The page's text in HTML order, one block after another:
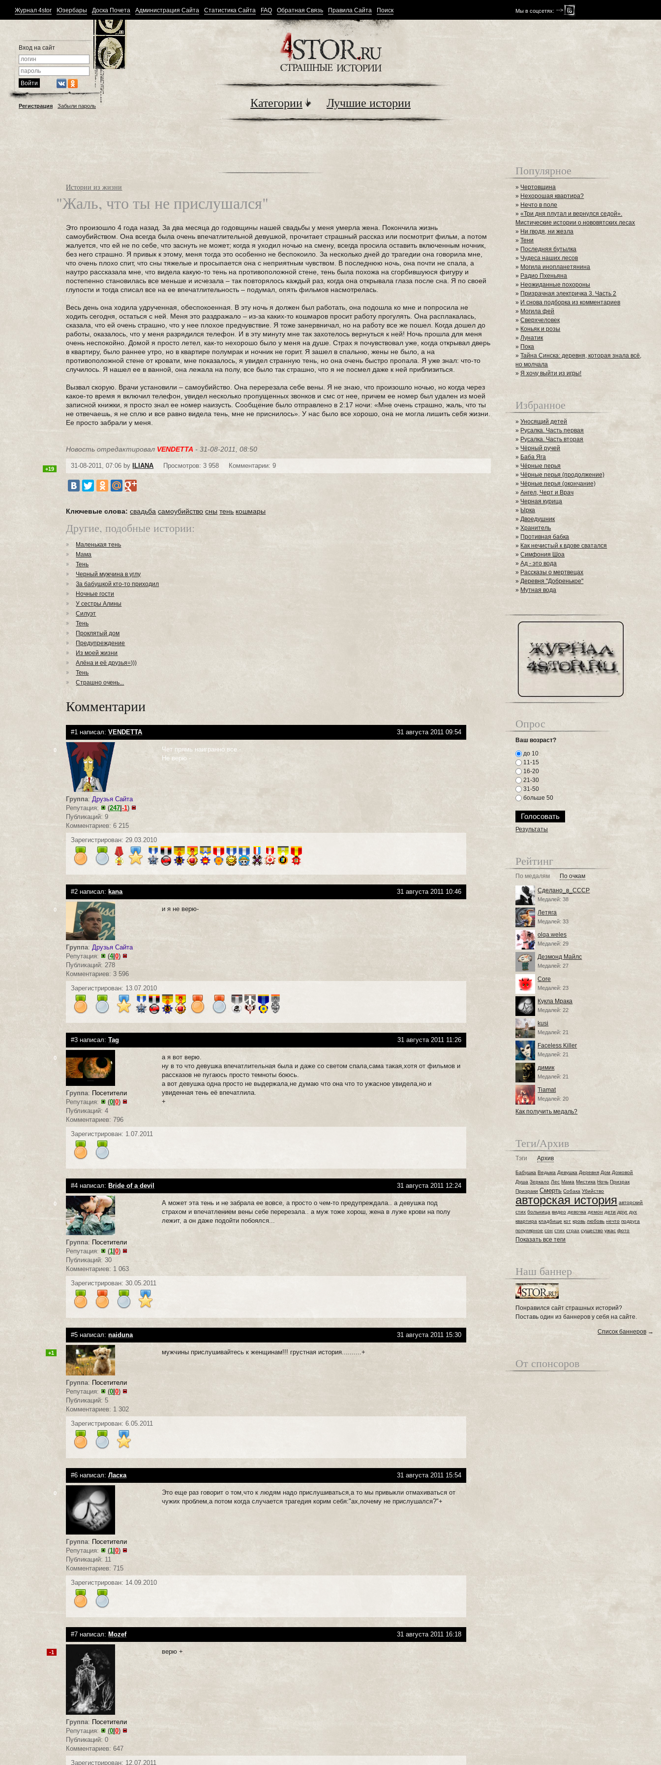
Мы в соцсетях: -->
Журнал 4stor Юзербары Доска Почета Администрация Сайта Статистика Сайта FAQ Обратная Связь Правила Сайта Поиск
Вход на сайт
Регистрация Забыли пароль Категории Лучшие истории
Истории из жизни
"Жаль, что ты не прислушался"
Это произошло 4 года назад. За два месяца до годовщины нашей свадьбы у меня умерла жена. Покончила жизнь
самоубийством. Она всегда была очень впечатлительной девушкой, прочитает страшный рассказ или посмотрит фильм, а потом
жалуется, что ей не по себе, что заснуть не может; когда я уходил ночью на смену, всегда просила оставить включенным ночник,
без него страшно. Я привык к этому, меня тогда это особенно не беспокоило. За несколько дней до трагедии она говорила мне,
что очень плохо спит, что сны тяжелые и просыпается она с неприятным чувством. В последнюю ночь, она почти не спала, а
наутро рассказала мне, что видела какую-то тень на противоположной стене, тень была похожа на сгорбившуюся фигуру и
постепенно становилась все меньше и исчезала – так повторялось каждый раз, когда она открывала глаза после сна. Я по своей
глупости и тогда списал все на ее впечатлительность – подумал, опять фильмов насмотрелась.
Весь день она ходила удрученная, обеспокоенная. В эту ночь я должен был работать, она подошла ко мне и попросила не
ходить сегодня, остаться с ней. Меня это раздражало – из-за каких-то кошмаров просит работу прогулять. Она расплакалась,
сказала, что ей очень страшно, что у нее плохое предчувствие. Я тоже занервничал, но на работу все же пошел. Когда дошел до
работы, оказалось, что у меня разрядился телефон. И в эту минуту мне так захотелось вернуться к ней! Ночь прошла для меня
очень неспокойно. Домой я просто летел, как-то нехорошо было у меня на душе. Страх я почувствовал уже, когда открывал дверь
в квартиру, было раннее утро, но в квартире полумрак и ночник не горит. Я зашел в спальню, жены не было, а на
противоположной стене от кровати, мне показалось, я увидел странную тень, но она очень быстро пропала. Я уже знал: что-то
случилось. Я нашел ее в ванной, она лежала на полу, все было так страшно, что я не посмел даже к ней приблизиться.
Вызвал скорую. Врачи установили – самоубийство. Она перерезала себе вены. Я не знаю, что произошло ночью, но когда через
какое-то время я включил телефон, увидел несколько пропущенных звонков и смс от нее, причем ее номер был удален из моей
записной книжки, я просто знал ее номер наизусть. Сообщение было отправлено в 2:17 ночи: «Мне очень страшно, жаль, что ты
не отвечаешь, я не сплю и все равно видела тень, мне не приснилось». У нас было все хорошо, она не могла лишить себя жизни.
Ее просто забрали у меня.
Новость отредактировал VENDETTA - 31-08-2011, 08:50
31-08-2011, 07:06 by ILIANA Просмотров: 3 958 Комментарии: 9
+19
Ключевые слова: свадьба самоубийство сны тень кошмары
Другие, подобные истории:
Маленькая тень
Мама
Тень
Черный мужчина в углу
За бабушкой кто-то приходил
Ночные гости
У сестры Алины
Силуэт
Тень
Проклятый дом
Предупреждение
Из моей жизни
Алёна и её друзья=)))
Тень
Страшно очень...
Комментарии
#1 написал:VENDETTA 31 августа 2011 09:54
0
Группа: Друзья Сайта
Репутация:
(247 |-1)
Публикаций: 9
Комментариев: 6 215
Чет прямь наигранно все -
Не верю -
Зарегистрирован: 29.03.2010
#2 написал: kana 31 августа 2011 10:46
0
Группа:Друзья Сайта
Репутация:
(4|0)
Публикаций: 278
Комментариев: 3 596
и я не верю-
Зарегистрирован: 13.07.2010
#3 написал:Tag 31 августа 2011 11:26
0
Группа: Посетители
Репутация:
(0 |0)
Публикаций: 4
Комментариев: 796
а я вот верю.
ну в то что девушка впечатлительная была и даже со светом спала,сама такая,хотя от фильмов и
рассказов не пугаюсь просто темноты боюсь.
а вот девушка одна просто не выдержала,не думаю что она что то ужасное увидела,но и
увиденная тень её впечатлила.
+
Зарегистрирован: 1.07.2011
#4 написал: Bride of a devil 31 августа 2011 12:24
0
Группа: Посетители
Репутация:
(1|0)
Публикаций: 30
Комментариев: 1 063
А может эта тень и не забрала ее вовсе, а просто о чем-то предупреждала.. а девушка под
страхом и впечатлением вены себе перерезала.. а муж тоже хорош, жена в луже крови на полу
лежит, а он даже подойти побоялся...
Зарегистрирован: 30.05.2011
#5 написал:naiduna 31 августа 2011 15:30
+1
Группа: Посетители
Репутация:
(0 |0)
Публикаций: 5
Комментариев: 1 302
мужчины прислушивайтесь к женщинам!!! грустная история..........+
Зарегистрирован: 6.05.2011
#6 написал:Ласка 31 августа 2011 15:54
0
Группа: Посетители
Репутация:
(1 |0)
Публикаций: 11
Комментариев: 715
Это еще раз говорит о том,что к людям надо прислушиваться,а то мы привыкли отмахиваться от
чужих проблем,а потом когда случается трагедия корим себя:"ах,почему не прислушался?"+
Зарегистрирован: 14.09.2010
#7 написал: Mozef 31 августа 2011 16:18
-1
Группа: Посетители
Репутация:
(0 |0)
Публикаций: 0
Комментариев: 647
верю +
Зарегистрирован: 12.07.2011
Популярное
» Чертовщина
» Нехорошая квартира?
» Нечто в поле
»«Три дня плутал и вернулся седой».
Мистические истории о нововятских лесах
» Ни гводя, ни жезла
»Тени
» Последняя бутылка
» Чудеса наших лесов
» Могила инопланетянина
» Радио Пхеньяна
» Неожиданные похороны
» Призрачная электричка 3. Часть 2
» И снова подборка из комментариев
» Могила фей
»Сверхчеловек
» Коньяк и розы
»Лунатик
» Пока
»Тайна Синска: деревня, которая знала всё,
но молчала
»Я хочу выйти из игры!
Избранное
»Уносящий детей
» Русалка. Часть первая
» Русалка. Часть вторая
» Чёрный ручей
» Баба Яга
» Чёрные перья
»Чёрные перья (продолжение)
» Чёрные перья (окончание)
»Ангел, Черт и Врач
» Черная курица
» Ырка
»Двоедушник
»Хранитель
» Противная бабка
» Как нечистый к вдове сватался
»Симфония Шоа
»Ад - это вода
» Рассказы о мертвецах
»Деревня "Добренькое"
» Мутная вода
Опрос
Ваш возраст?
до 10
11-15
16-20
21-30
31-50
больше 50
Результаты
Рейтинг
По медалям По очкам
Сделано_в_СССР
Медалей: 38
Летяга
Медалей: 33
olqa.weles
Медалей: 29
Дезмонд Майлс
Медалей: 27
Core
Медалей: 23
Кукла Мрака
Медалей: 22
kusi
Медалей: 21
Faceless Killer
Медалей: 21
димик
Медалей: 21
Tiamat
Медалей: 20
Как получить медаль?
Теги/Архив
Тэги Архив
Бабушка Ведьма Девушка Деревня Дом Домовой
Душа Зеркало Лес Мама Мистика Ночь Призрак
Призраки Смерть Собака Убийство
авторская история авторский
стих больница видео девочка демон дети друг дух
квартира кладбище кот кровь любовь нечто подруга
популярное сон стих страх существо ужас фото
Показать все теги
Наш баннер
Понравился сайт страшных историй?
Поставь один из баннеров у себя на сайте.
Список баннеров →
От спонсоров